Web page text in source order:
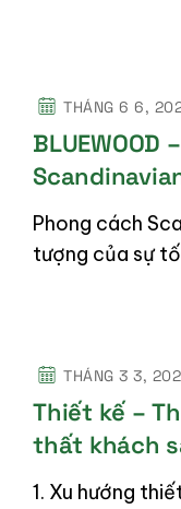
THÁNG 6 6,
Phong cách
tượng của sự
THÁNG 3 3,
Thiết kế –
thất khách
trải nghiệm
1. Xu hướng